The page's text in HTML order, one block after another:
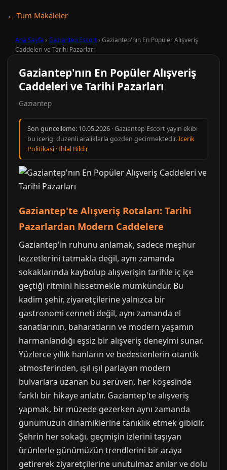
← Tum Makaleler
Ana Sayfa › Gaziantep Escort› Gaziantep'nın En Popüler Alışveriş
Caddeleri ve Tarihi Pazarları
Gaziantep'nın En Popüler Alışveriş
Caddeleri ve Tarihi Pazarları
Gaziantep
Son guncelleme: 10.05.2026 · Gaziantep Escort yayin ekibi
bu icerigi duzenli araliklarla gozden gecirmektedir.Icerik
Politikasi ·Ihlal Bildir
Gaziantep'te Alışveriş Rotaları: Tarihi
Pazarlardan Modern Caddelere
Gaziantep'in ruhunu anlamak, sadece meşhur
lezzetlerini tatmakla değil, aynı zamanda
sokaklarında kaybolup alışverişin tarihle iç içe
geçtiği ritmini hissetmekle mümkündür. Bu
kadim şehir, ziyaretçilerine yalnızca bir
gastronomi cenneti değil, aynı zamanda el
sanatlarının, baharatların ve modern yaşamın
harmanlandığı eşsiz bir alışveriş deneyimi sunar.
Yüzlerce yıllık hanların ve bedestenlerin otantik
atmosferinden, ışıl ışıl parlayan modern
bulvarlara uzanan bu serüven, her köşesinde
farklı bir hikaye anlatır. Gaziantep'te alışveriş
yapmak, bir müzede gezerken aynı zamanda
günümüzün dinamiklerine tanıklık etmek gibidir.
Şehrin her sokağı, geçmişin izlerini taşıyan
ürünlerle günümüzün trendlerini bir araya
getirerek ziyaretçilerine unutulmaz anılar ve dolu